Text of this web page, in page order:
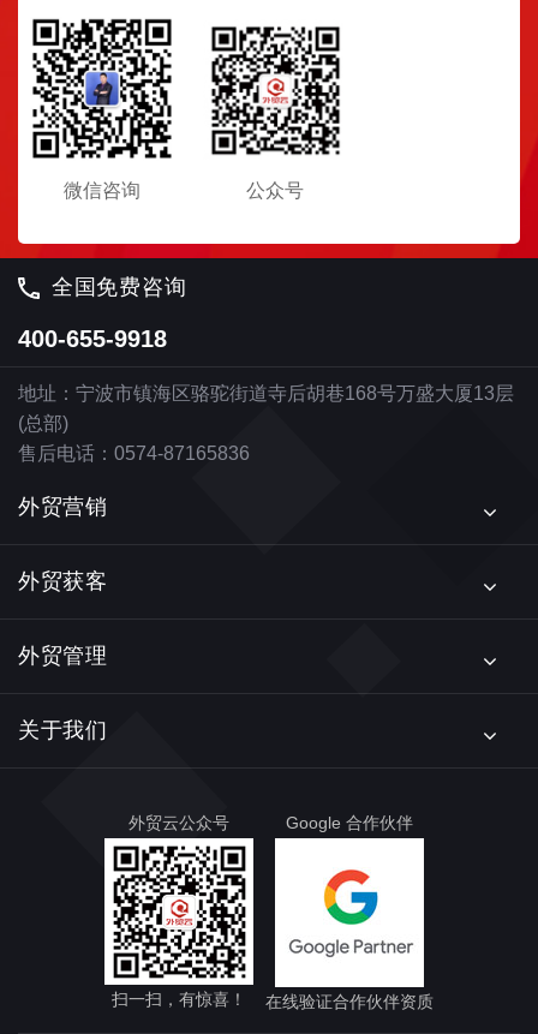
微信咨询 公众号
全国免费咨询
400-655-9918
地址：宁波市镇海区骆驼街道寺后胡巷168号万盛大厦13层
(总部)
售后电话：0574-87165836
外贸营销
外贸获客
外贸管理
关于我们
外贸云公众号
扫一扫，有惊喜！
Google 合作伙伴
在线验证合作伙伴资质